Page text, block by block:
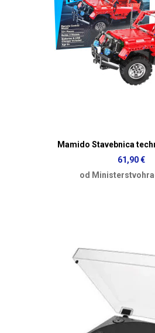
Mamido Stavebnica
61,90 €
od